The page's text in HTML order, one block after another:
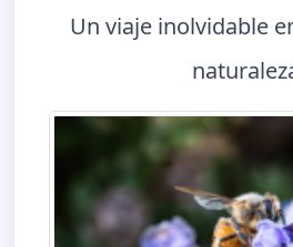
Un viaje inolvidable